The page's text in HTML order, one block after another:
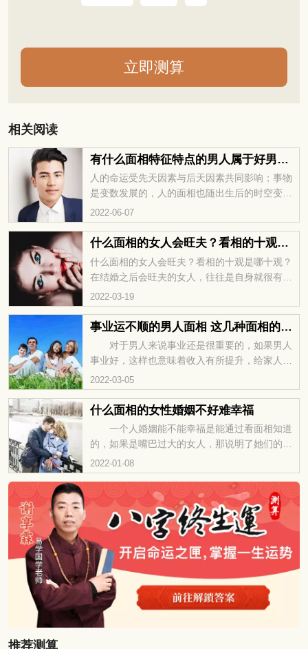
相关阅读
有什么面相特征特点的男人属于好男人？
人的命运受先天因素与后天因素共同影响；事物
是变数发展的，人的面相也随出生后的时空变化
而透信息侯于体表。所以，从人的身体情况、五
官气色等等，就可以推断出人的命运与吉...
2022-06-07
什么面相的女人会旺夫？看相的十观是哪十观？
什么面相的女人会旺夫？看相的十观是哪十观？
在结婚之后会旺夫的女人，往往是自身就很有福
气的人，那么旺夫的女人面相有什么特征呢？来
华易网面相专题，了解更多面相的内容吧...
2022-03-19
事业运不顺的男人面相 这几种面相的男人不容易成功
对于男人来说事业还是很重要的，如果男人
事业好，这样也意味着收入有所提升，给家人带
来更稳定富裕的生活，但眉毛杂乱的男人事业是
很不好的。...
2022-03-05
什么面相的女性婚姻不好难幸福
一个人婚姻能不能幸福是能通过看面相知道
的，如果是嘴巴过大的女人，那说明了她们的婚
姻生活是不好的，绝对不能有幸福和谐的生活
的，因为这样...
2022-01-08
推荐测算